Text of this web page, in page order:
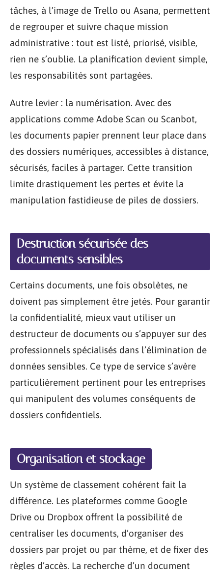
tâches, à l’image de Trello ou Asana, permettent
de regrouper et suivre chaque mission
administrative : tout est listé, priorisé, visible,
rien ne s’oublie. La planification devient simple,
les responsabilités sont partagées.
Autre levier : la numérisation. Avec des
applications comme Adobe Scan ou Scanbot,
les documents papier prennent leur place dans
des dossiers numériques, accessibles à distance,
sécurisés, faciles à partager. Cette transition
limite drastiquement les pertes et évite la
manipulation fastidieuse de piles de dossiers.
Destruction sécurisée des
documents sensibles
Certains documents, une fois obsolètes, ne
doivent pas simplement être jetés. Pour garantir
la confidentialité, mieux vaut utiliser un
destructeur de documents ou s’appuyer sur des
professionnels spécialisés dans l’élimination de
données sensibles. Ce type de service s’avère
particulièrement pertinent pour les entreprises
qui manipulent des volumes conséquents de
dossiers confidentiels.
Organisation et stockage
Un système de classement cohérent fait la
différence. Les plateformes comme Google
Drive ou Dropbox offrent la possibilité de
centraliser les documents, d’organiser des
dossiers par projet ou par thème, et de fixer des
règles d’accès. La recherche d’un document